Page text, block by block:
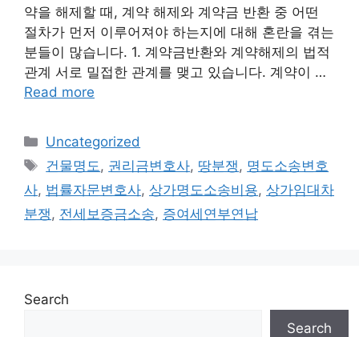
약을 해제할 때, 계약 해제와 계약금 반환 중 어떤
절차가 먼저 이루어져야 하는지에 대해 혼란을 겪는
분들이 많습니다. 1. 계약금반환와 계약해제의 법적
관계 서로 밀접한 관계를 맺고 있습니다. 계약이 …
Read more
Categories
Uncategorized
Tags
건물명도, 권리금변호사, 땅분쟁, 명도소송변호
사, 법률자문변호사, 상가명도소송비용, 상가임대차
분쟁, 전세보증금소송, 증여세연부연납
Search
Search